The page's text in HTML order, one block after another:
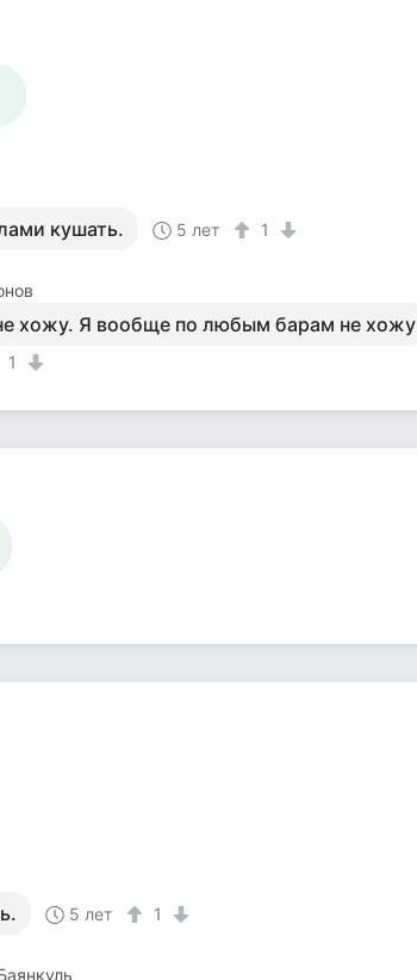
кушать. 5 лет 1
хожу. Я вообще по любым барам не хожу
1
5 лет 1